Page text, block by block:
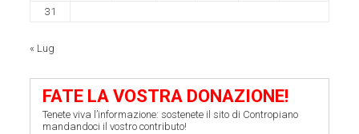
31
« Lug
FATE LA VOSTRA DONAZIONE!
Tenete viva l’informazione: sostenete il sito di Contropiano
mandandoci il vostro contributo!